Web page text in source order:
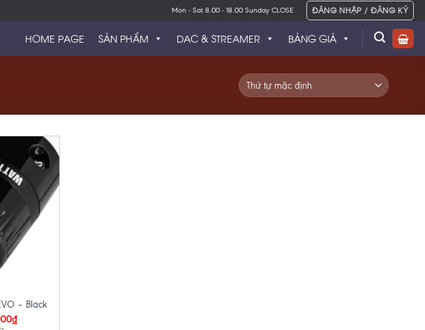
Mon - Sat 8.00 - 18.00 Sunday CLOSE ĐĂNG NHẬP / ĐĂNG KÝ
HOME PAGE SẢN PHẨM BẢNG GIÁ
DAC & STREAMER
– Black
₫